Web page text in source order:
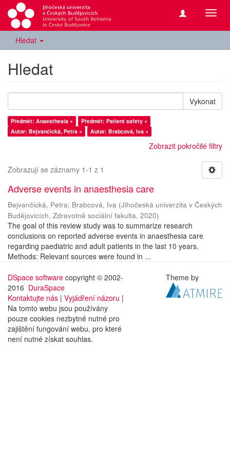
Hledat
Hledat
Vykonat
Předmět: Anaesthesia ×
Předmět: Patient safety ×
Autor: Bejvančická, Petra ×
Autor: Brabcová, Iva ×
Zobrazit pokročilé filtry
Zobrazují se záznamy 1-1 z 1
Adverse events in anaesthesia care
Bejvančická, Petra; Brabcová, Iva (Jihočeská univerzita v Českých
Budějovicích, Zdravotně sociální fakulta, 2020)
The goal of this review study was to summarize research
conclusions on reported adverse events in anaesthesia care
regarding paediatric and adult patients in the last 10 years.
Methods: Relevant sources were found in ...
DSpace software copyright © 2002-
2016 DuraSpace
Kontaktujte nás | Vyjádření názoru |
Na tomto webu jsou používány
pouze cookies nezbytně nutné pro
zajištění fungování webu, pro které
není nutné získat souhlas.
Theme by